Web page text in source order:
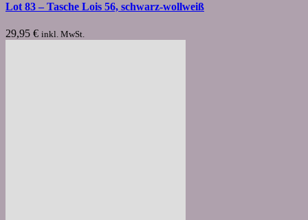
Lot 83 – Tasche Lois 56, schwarz-wollweiß
29,95 € inkl. MwSt.